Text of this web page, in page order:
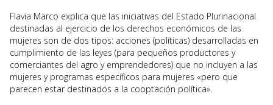
Flavia Marco explica que las iniciativas del Estado Plurinacional
destinadas al ejercicio de los derechos económicos de las
mujeres son de dos tipos: acciones (políticas) desarrolladas en
cumplimiento de las leyes (para pequeños productores y
comerciantes del agro y emprendedores) que no incluyen a las
mujeres y programas específicos para mujeres «pero que
parecen estar destinados a la cooptación política».